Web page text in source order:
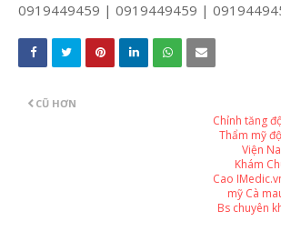
0919449459 | 0919449459 |
Chỉnh tăng
Thẩm mỹ
Viện
Khám
Cao
mỹ Cà
Bs chuyên
CŨ HƠN